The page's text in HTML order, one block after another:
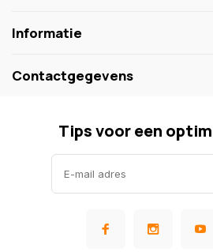
Informatie
Contactgegevens
Tips voor een